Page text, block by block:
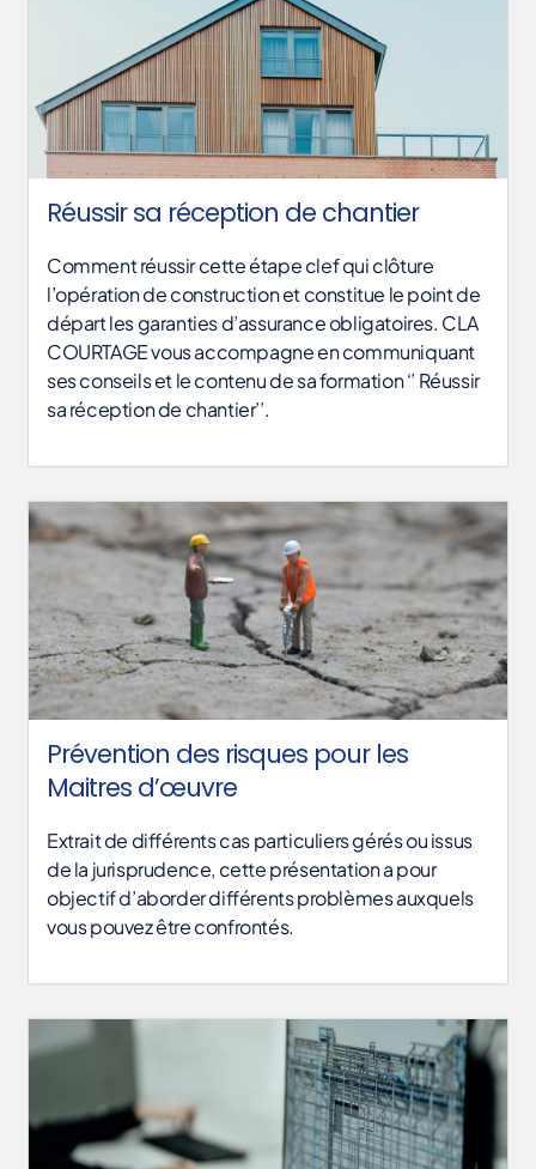
Réussir sa réception de chantier
Comment réussir cette étape clef qui clôture
l’opération de construction et constitue le point de
départ les garanties d’assurance obligatoires. CLA
COURTAGE vous accompagne en communiquant
ses conseils et le contenu de sa formation ‘’ Réussir
sa réception de chantier’’.
Prévention des risques pour les
Maitres d’œuvre
Extrait de différents cas particuliers gérés ou issus
de la jurisprudence, cette présentation a pour
objectif d’aborder différents problèmes auxquels
vous pouvez être confrontés.